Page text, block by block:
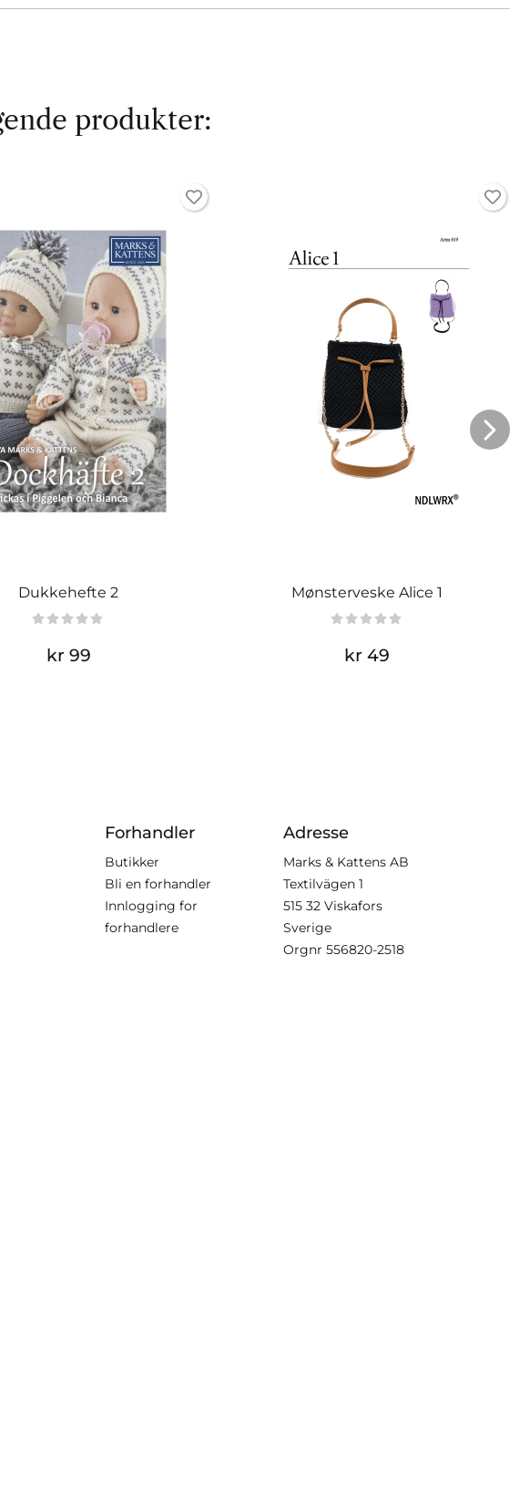
produkter:
Dukkehefte 2
kr 99
Mønsterveske Alice 1
kr 49
Forhandler
Butikker
Bli en forhandler
Innlogging for
forhandlere
Adresse
Marks & Kattens AB
Textilvägen 1
515 32 Viskafors
Sverige
Orgnr 556820-2518